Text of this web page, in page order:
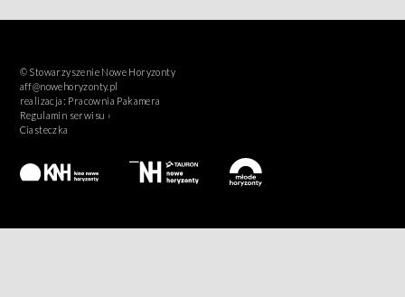
© Stowarzyszenie Nowe Horyzonty
aff@nowehoryzonty.pl
realizacja: Pracownia Pakamera
Regulamin serwisu ›
Ciasteczka